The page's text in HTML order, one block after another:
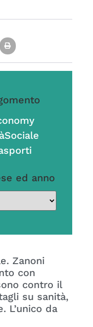
Sociale
ed anno
Zanoni
con
contro il
su sanità,
L’unico da